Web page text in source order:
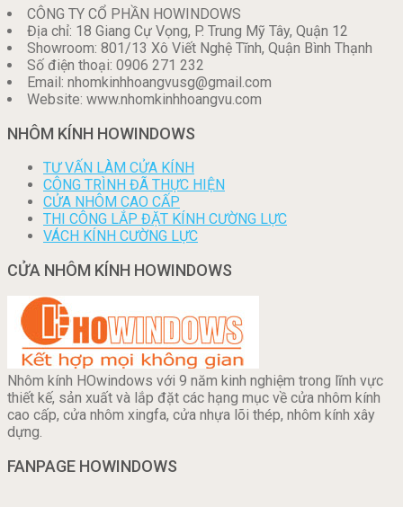
CÔNG TY CỔ PHẦN HOWINDOWS
Địa chỉ: 18 Giang Cự Vọng, P. Trung Mỹ Tây, Quận 12
Showroom: 801/13 Xô Viết Nghệ Tĩnh, Quận Bình Thạnh
Số điện thoại: 0906 271 232
Email: nhomkinhhoangvusg@gmail.com
Website: www.nhomkinhhoangvu.com
NHÔM KÍNH HOWINDOWS
TƯ VẤN LÀM CỬA KÍNH
CÔNG TRÌNH ĐÃ THỰC HIỆN
CỬA NHÔM CAO CẤP
THI CÔNG LẮP ĐẶT KÍNH CƯỜNG LỰC
VÁCH KÍNH CƯỜNG LỰC
CỬA NHÔM KÍNH HOWINDOWS
Nhôm kính HOwindows với 9 năm kinh nghiệm trong lĩnh vực
thiết kế, sản xuất và lắp đặt các hạng mục về cửa nhôm kính
cao cấp, cửa nhôm xingfa, cửa nhựa lõi thép, nhôm kính xây
dựng.
FANPAGE HOWINDOWS